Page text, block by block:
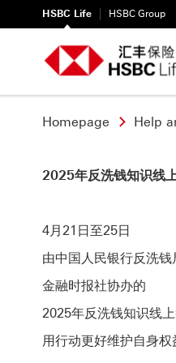
HSBC Life HSBC Group
Homepage Help
2025年反洗钱知识线
4月21日至25日
由中国人民银行反洗钱
金融时报社协办的
2025年反洗钱知识线
用行动更好维护自身权